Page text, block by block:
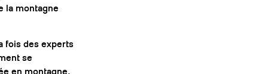
la montagne
fois des experts
se
en montagne,